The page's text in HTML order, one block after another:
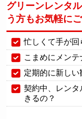
グリーンレンタ
う方もお気軽に
忙しくて手が回
こまめにメン
定期的に新し
契約中、レン
きるの？